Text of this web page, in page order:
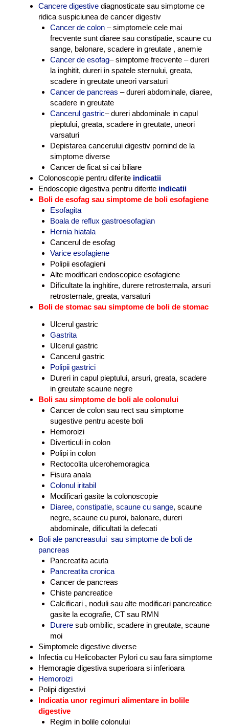
Cancere digestive diagnosticate sau simptome ce
ridica suspiciunea de cancer digestiv
Cancer de colon– simptomele cele mai
frecvente sunt diaree sau constipatie, scaune cu
sange, balonare, scadere in greutate , anemie
Cancer de esofag– simptome frecvente – dureri
la inghitit, dureri in spatele sternului, greata,
scadere in greutate uneori varsaturi
Cancer de pancreas – dureri abdominale, diaree,
scadere in greutate
Cancerul gastric– dureri abdominale in capul
pieptului, greata, scadere in greutate, uneori
varsaturi
Depistarea cancerului digestiv pornind de la
simptome diverse
Cancer de ficat si cai biliare
Colonoscopie pentru diferite indicatii
Endoscopie digestiva pentru diferite indicatii
Boli de esofag sau simptome de boli esofagiene
Esofagita
Boala de reflux gastroesofagian
Hernia hiatala
Cancerul de esofag
Varice esofagiene
Polipii esofagieni
Alte modificari endoscopice esofagiene
Dificultate la inghitire, durere retrosternala, arsuri
retrosternale, greata, varsaturi
Boli de stomac sau simptome de boli de stomac
Ulcerul gastric
Gastrita
Ulcerul gastric
Cancerul gastric
Polipii gastrici
Dureri in capul pieptului, arsuri, greata, scadere
in greutate scaune negre
Boli sau simptome de boli ale colonului
Cancer de colon sau rect sau simptome
sugestive pentru aceste boli
Hemoroizi
Diverticuli in colon
Polipi in colon
Rectocolita ulcerohemoragica
Fisura anala
Colonul iritabil
Modificari gasite la colonoscopie
Diaree, constipatie, scaune cu sange, scaune
negre, scaune cu puroi, balonare, dureri
abdominale, dificultati la defecati
Boli ale pancreasului sau simptome de boli de
pancreas
Pancreatita acuta
Pancreatita cronica
Cancer de pancreas
Chiste pancreatice
Calcificari , noduli sau alte modificari pancreatice
gasite la ecografie, CT sau RMN
Dureresub ombilic, scadere in greutate, scaune
moi
Simptomele digestive diverse
Infectia cu Helicobacter Pylori cu sau fara simptome
Hemoragie digestiva superioara si inferioara
Hemoroizi
Polipi digestivi
Indicatia unor regimuri alimentare in bolile
digestive
Regim in bolile colonului